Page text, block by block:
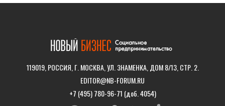
119019, РОССИЯ, Г. МОСКВА, УЛ. ЗНАМЕНКА, ДОМ 8/13, СТР. 2.
EDITOR@NB-FORUM.RU
+7 (495) 780-96-71 (доб. 4054)